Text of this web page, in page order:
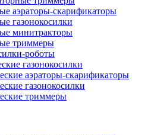
аэраторы-скарификаторы
газонокосилки
минитракторы
триммеры
роботы
газонокосилки
аэраторы-скарификаторы
газонокосилки
триммеры